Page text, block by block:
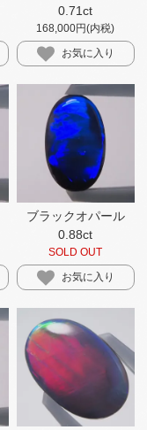
0.71ct
168,000円(内税)
お気に入り
ブラックオパール
0.88ct
SOLD OUT
お気に入り